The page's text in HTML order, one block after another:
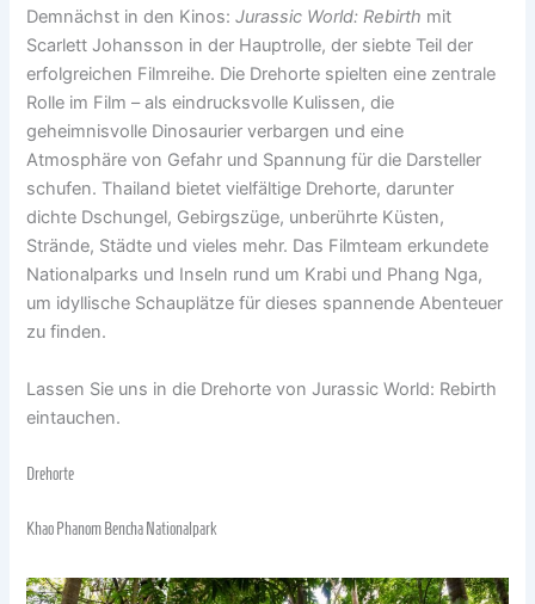
Demnächst in den Kinos:Jurassic World: Rebirth mit
Scarlett Johansson in der Hauptrolle, der siebte Teil der
erfolgreichen Filmreihe. Die Drehorte spielten eine zentrale
Rolle im Film – als eindrucksvolle Kulissen, die
geheimnisvolle Dinosaurier verbargen und eine
Atmosphäre von Gefahr und Spannung für die Darsteller
schufen. Thailand bietet vielfältige Drehorte, darunter
dichte Dschungel, Gebirgszüge, unberührte Küsten,
Strände, Städte und vieles mehr. Das Filmteam erkundete
Nationalparks und Inseln rund um Krabi und Phang Nga,
um idyllische Schauplätze für dieses spannende Abenteuer
zu finden.
Lassen Sie uns in die Drehorte von Jurassic World: Rebirth
eintauchen.
Drehorte
Khao Phanom Bencha Nationalpark